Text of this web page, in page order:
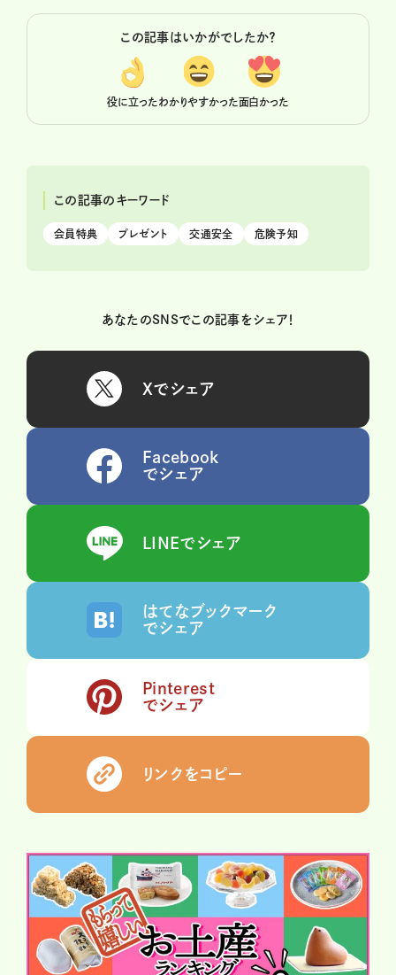
この記事はいかがでしたか？
役に立ったわかりやすかった面白かった
この記事のキーワード
会員特典 プレゼント 交通安全 危険予知
あなたのSNSでこの記事をシェア！
Xでシェア
Facebook
でシェア
LINEでシェア
はてなブックマーク
でシェア
Pinterest
でシェア
リンクをコピー